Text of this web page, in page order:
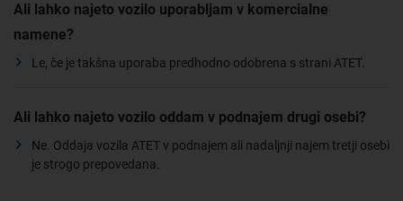
Ali lahko najeto vozilo uporabljam v komercialne
namene?
Le, če je takšna uporaba predhodno odobrena s strani ATET.
Ali lahko najeto vozilo oddam v podnajem drugi osebi?
Ne. Oddaja vozila ATET v podnajem ali nadaljnji najem tretji osebi
je strogo prepovedana.